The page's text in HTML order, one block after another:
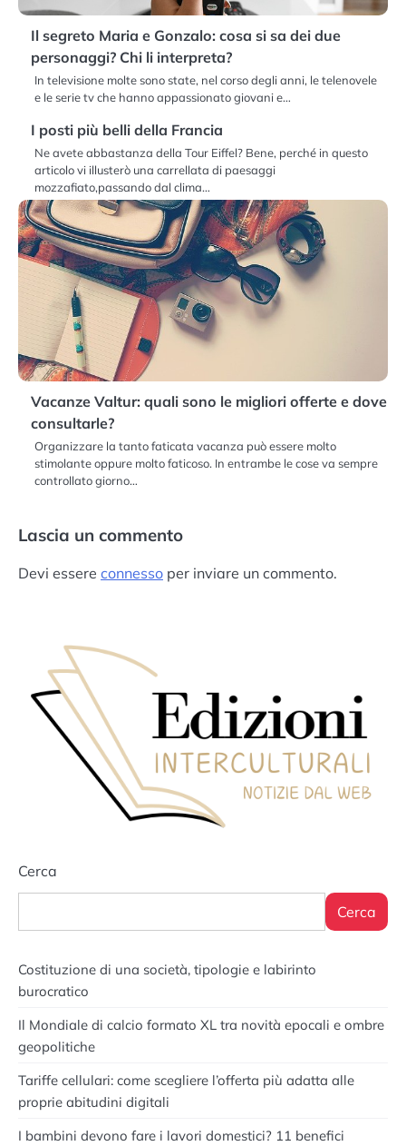
Il segreto Maria e Gonzalo: cosa si sa dei due
personaggi? Chi li interpreta?
In televisione molte sono state, nel corso degli anni, le telenovele
e le serie tv che hanno appassionato giovani e…
I posti più belli della Francia
Ne avete abbastanza della Tour Eiffel? Bene, perché in questo
articolo vi illusterò una carrellata di paesaggi
mozzafiato,passando dal clima…
Vacanze Valtur: quali sono le migliori offerte e dove
consultarle?
Organizzare la tanto faticata vacanza può essere molto
stimolante oppure molto faticoso. In entrambe le cose va sempre
controllato giorno…
Lascia un commento
Devi essere connesso per inviare un commento.
Cerca
Cerca
Costituzione di una società, tipologie e labirinto
burocratico
Il Mondiale di calcio formato XL tra novità epocali e ombre
geopolitiche
Tariffe cellulari: come scegliere l’offerta più adatta alle
proprie abitudini digitali
I bambini devono fare i lavori domestici? 11 benefici